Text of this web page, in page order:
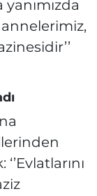
yanımızda